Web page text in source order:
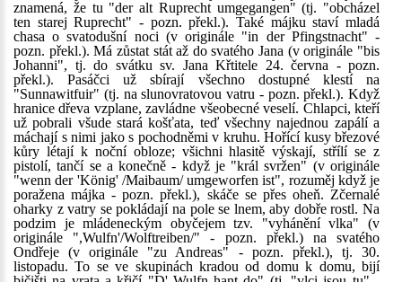
znamená, že tu "der alt Ruprecht umgegangen" (tj. "obcházel
ten starej Ruprecht" - pozn. překl.). Také májku staví mladá
chasa o svatodušní noci (v originále "in der Pfingstnacht" -
pozn. překl.). Má zůstat stát až do svatého Jana (v originále "bis
Johanni", tj. do svátku sv. Jana Křtitele 24. června - pozn.
překl.). Pasáčci už sbírají všechno dostupné klestí na
"Sunnawitfuir" (tj. na slunovratovou vatru - pozn. překl.). Když
hranice dřeva vzplane, zavládne všeobecné veselí. Chlapci, kteří
už pobrali všude stará košťata, teď všechny najednou zapálí a
máchají s nimi jako s pochodněmi v kruhu. Hořící kusy březové
kůry létají k noční obloze; všichni hlasitě výskají, střílí se z
pistolí, tančí se a konečně - když je "král svržen" (v originále
"wenn der 'König' /Maibaum/ umgeworfen ist", rozuměj když je
poražena májka - pozn. překl.), skáče se přes oheň. Zčernalé
oharky z vatry se pokládají na pole se lnem, aby dobře rostl. Na
podzim je mládeneckým obyčejem tzv. "vyhánění vlka" (v
originále ",Wulfn'/Wolftreiben/" - pozn. překl.) na svatého
Ondřeje (v originále "zu Andreas" - pozn. překl.), tj. 30.
listopadu. To se ve skupinách kradou od domu k domu, bijí